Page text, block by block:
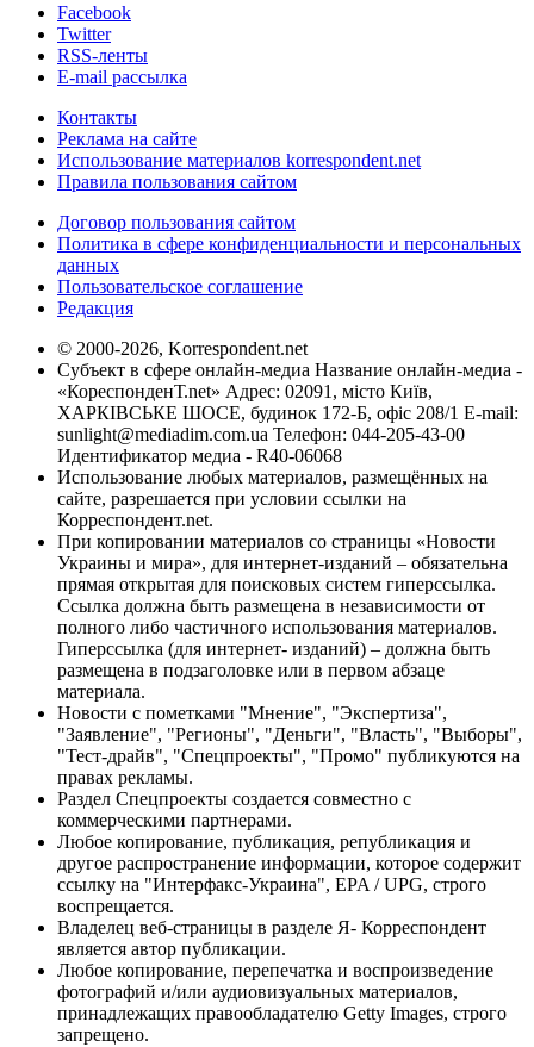
Facebook
Twitter
RSS-ленты
E-mail рассылка
Контакты
Реклама на сайте
Использование материалов korrespondent.net
Правила пользования сайтом
Договор пользования сайтом
Политика в сфере конфиденциальности и персональных
данных
Пользовательское соглашение
Редакция
© 2000-2026, Korrespondent.net
Субъект в сфере онлайн-медиа Название онлайн-медиа -
«КореспонденТ.net» Адрес: 02091, місто Київ,
ХАРКІВСЬКЕ ШОСЕ, будинок 172-Б, офіс 208/1 E-mail:
sunlight@mediadim.com.ua Телефон: 044-205-43-00
Идентификатор медиа - R40-06068
Использование любых материалов, размещённых на
сайте, разрешается при условии ссылки на
Корреспондент.net.
При копировании материалов со страницы «Новости
Украины и мира», для интернет-изданий – обязательна
прямая открытая для поисковых систем гиперссылка.
Ссылка должна быть размещена в независимости от
полного либо частичного использования материалов.
Гиперссылка (для интернет- изданий) – должна быть
размещена в подзаголовке или в первом абзаце
материала.
Новости с пометками "Мнение", "Экспертиза",
"Заявление", "Регионы", "Деньги", "Власть", "Выборы",
"Тест-драйв", "Спецпроекты", "Промо" публикуются на
правах рекламы.
Раздел Спецпроекты создается совместно с
коммерческими партнерами.
Любое копирование, публикация, републикация и
другое распространение информации, которое содержит
ссылку на "Интерфакс-Украина", EPA / UPG, строго
воспрещается.
Владелец веб-страницы в разделе Я- Корреспондент
является автор публикации.
Любое копирование, перепечатка и воспроизведение
фотографий и/или аудиовизуальных материалов,
принадлежащих правообладателю Getty Images, строго
запрещено.